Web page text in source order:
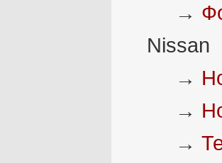
→
Nissan
→
→
→